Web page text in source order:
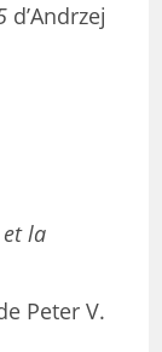
d’Andrzej
la
Peter V.